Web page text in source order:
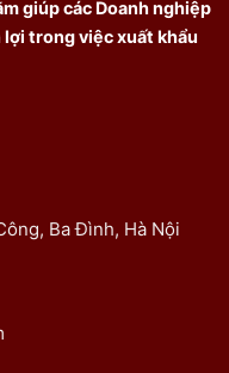
giúp các Doanh nghiệp
trong việc xuất khẩu
Ba Đình, Hà Nội